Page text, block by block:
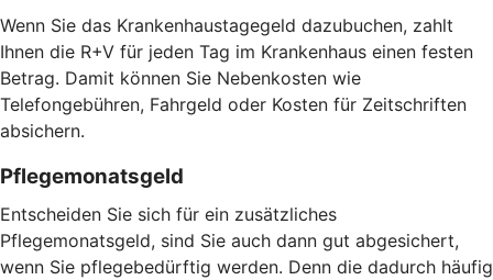
Wenn Sie das Krankenhaustagegeld dazubuchen, zahlt
Ihnen die R+V für jeden Tag im Krankenhaus einen festen
Betrag. Damit können Sie Nebenkosten wie
Telefongebühren, Fahrgeld oder Kosten für Zeitschriften
absichern.
Pflegemonatsgeld
Entscheiden Sie sich für ein zusätzliches
Pflegemonatsgeld, sind Sie auch dann gut abgesichert,
wenn Sie pflegebedürftig werden. Denn die dadurch häufig